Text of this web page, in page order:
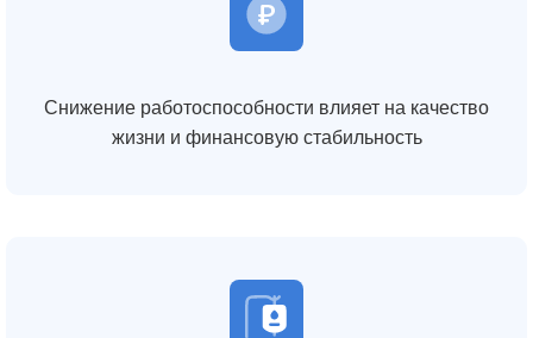
Снижение работоспособности влияет на качество
жизни и финансовую стабильность